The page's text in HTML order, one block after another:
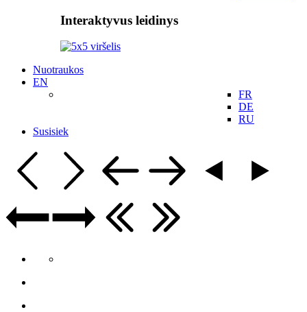
Interaktyvus leidinys
Nuotraukos
EN
FR
DE
RU
Susisiek